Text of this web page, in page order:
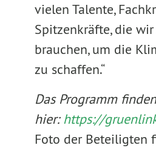
vielen Talente,
Spitzenkräfte, die
brauchen, um die
zu schaffen.“
Das Programm
hier:https://
Foto der Beteiligten